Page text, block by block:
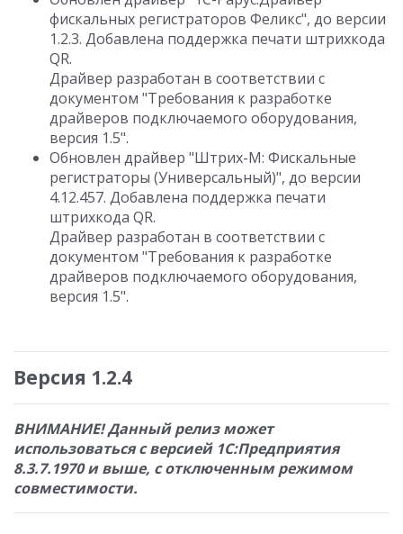
фискальных регистраторов Феликс", до версии
1.2.3. Добавлена поддержка печати штрихкода
QR.
Драйвер разработан в соответствии с
документом "Требования к разработке
драйверов подключаемого оборудования,
версия 1.5".
Обновлен драйвер "Штрих-М: Фискальные
регистраторы (Универсальный)", до версии
4.12.457. Добавлена поддержка печати
штрихкода QR.
Драйвер разработан в соответствии с
документом "Требования к разработке
драйверов подключаемого оборудования,
версия 1.5".
Версия 1.2.4
ВНИМАНИЕ! Данный релиз может
использоваться с версией 1С:Предприятия
8.3.7.1970 и выше, с отключенным режимом
совместимости.